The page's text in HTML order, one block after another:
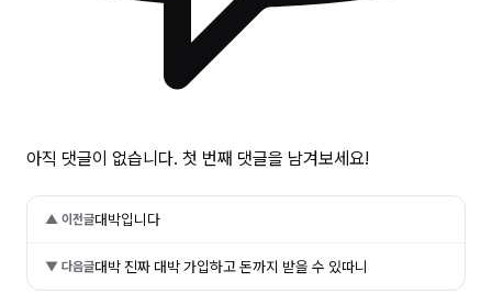
아직 댓글이 없습니다. 첫 번째 댓글을 남겨보세요!
▲ 이전글대박입니다
▼ 다음글대박 진짜 대박 가입하고 돈까지 받을 수 있따니